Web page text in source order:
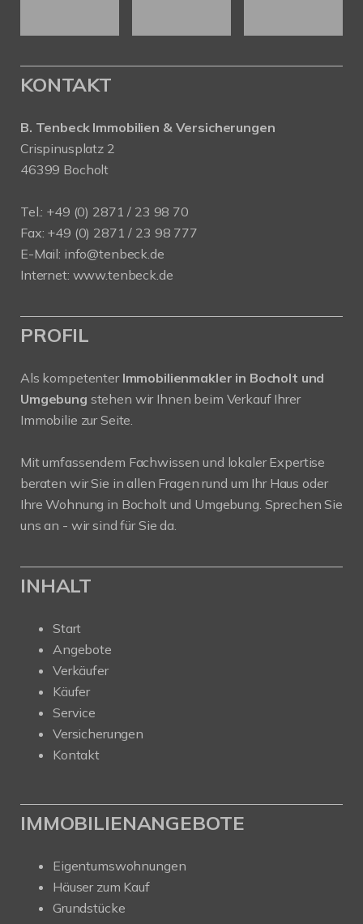
KONTAKT
B. Tenbeck Immobilien & Versicherungen
Crispinusplatz 2
46399 Bocholt
Tel.: +49 (0) 2871 / 23 98 70
Fax: +49 (0) 2871 / 23 98 777
E-Mail: info@tenbeck.de
Internet: www.tenbeck.de
PROFIL
Als kompetenter Immobilienmakler in Bocholt und
Umgebung stehen wir Ihnen beim Verkauf Ihrer
Immobilie zur Seite.
Mit umfassendem Fachwissen und lokaler Expertise
beraten wir Sie in allen Fragen rund um Ihr Haus oder
Ihre Wohnung in Bocholt und Umgebung. Sprechen Sie
uns an - wir sind für Sie da.
INHALT
Start
Angebote
Verkäufer
Käufer
Service
Versicherungen
Kontakt
IMMOBILIENANGEBOTE
Eigentumswohnungen
Häuser zum Kauf
Grundstücke